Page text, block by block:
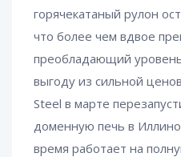
горячекатаный рулон
что более чем вдвое
преобладающий
выгоду из сильной
Steel в марте
доменную печь в
время работает на